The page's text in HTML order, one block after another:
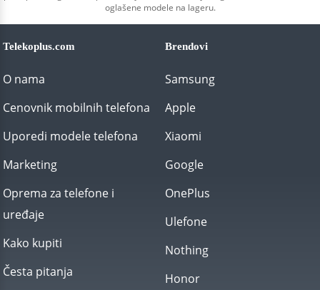
oglašene modele na lageru.
Telekoplus.com
O nama
Cenovnik mobilnih telefona
Uporedi modele telefona
Marketing
Oprema za telefone i
uređaje
Kako kupiti
Česta pitanja
Brendovi
Samsung
Apple
Xiaomi
Google
OnePlus
Ulefone
Nothing
Honor